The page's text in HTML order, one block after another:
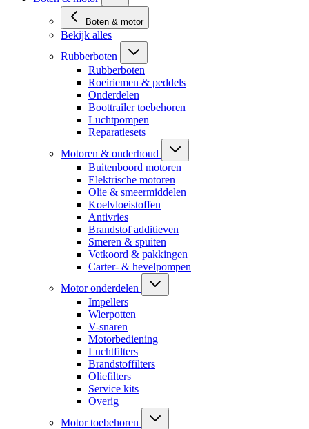
Boten & motor
Bekijk alles
Rubberboten
Rubberboten
Roeiriemen & peddels
Onderdelen
Boottrailer toebehoren
Luchtpompen
Reparatiesets
Motoren & onderhoud
Buitenboord motoren
Elektrische motoren
Olie & smeermiddelen
Koelvloeistoffen
Antivries
Brandstof additieven
Smeren & spuiten
Vetkoord & pakkingen
Carter- & hevelpompen
Motor onderdelen
Impellers
Wierpotten
V-snaren
Motorbediening
Luchtfilters
Brandstoffilters
Oliefilters
Service kits
Overig
Motor toebehoren